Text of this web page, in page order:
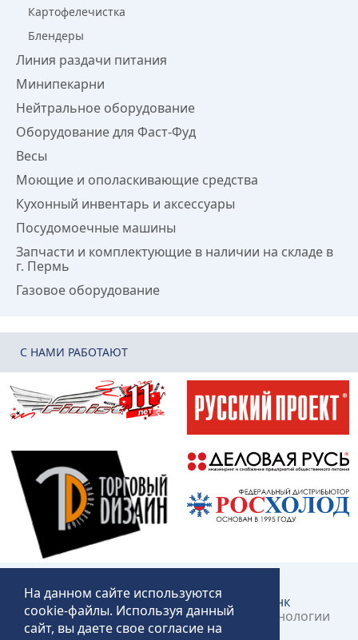
Картофелечистка
Блендеры
Линия раздачи питания
Минипекарни
Нейтральное оборудование
Оборудование для Фаст-Фуд
Весы
Моющие и ополаскивающие средства
Кухонный инвентарь и аксессуары
Посудомоечные машины
Запчасти и комплектующие в наличии на складе в
г. Пермь
Газовое оборудование
C НАМИ РАБОТАЮТ
Создание и продвижение сайта:КликЛинк
©2018 – 2026 «Технопит» – Пермские технологии
общественного питания
На данном сайте используются
cookie-файлы. Используя данный
сайт, вы даете свое согласие на